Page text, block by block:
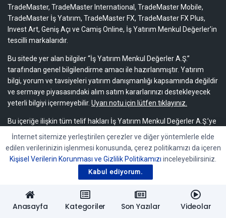
TradeMaster, TradeMaster International, TradeMaster Mobile,
TradeMaster İş Yatırım, TradeMaster FX, TradeMaster FX Plus,
Invest Art, Geniş Açı ve Camiş Online, İş Yatırım Menkul Değerler'in
tescilli markalarıdır.
Bu sitede yer alan bilgiler “İş Yatırım Menkul Değerler A.Ş.”
tarafından genel bilgilendirme amacı ile hazırlanmıştır. Yatırım
bilgi, yorum ve tavsiyeleri yatırım danışmanlığı kapsamında değildir
ve sermaye piyasasındaki alım satım kararlarınızı destekleyecek
yeterli bilgiyi içermeyebilir. Uyarı notu için lütfen tıklayınız.
Bu içeriğe ilişkin tüm telif hakları İş Yatırım Menkul Değerler A.Ş.’ye
aittir. Bu içerik, açık iznimiz olmaksızın başkaları tarafından
herhangi bir amaçla, kısmen veya tamamen çoğaltılamaz,
dağıtılamaz, yayımlanamaz veya değiştirilemez.
İnternet sitemize yerleştirilen çerezler ve diğer yöntemlerle elde
edilen verilerinizin işlenmesi konusunda, çerez politikamızı da içeren
Kişisel Verilerin Korunması ve Gizlilik Politikamızı inceleyebilirsiniz.
Kabul ediyorum.
Anasayfa Kategoriler Son Yazılar Videolar